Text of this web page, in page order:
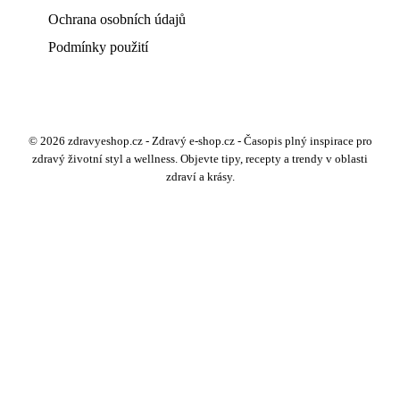
Ochrana osobních údajů
Podmínky použití
© 2026 zdravyeshop.cz - Zdravý e-shop.cz - Časopis plný inspirace pro
zdravý životní styl a wellness. Objevte tipy, recepty a trendy v oblasti
zdraví a krásy.